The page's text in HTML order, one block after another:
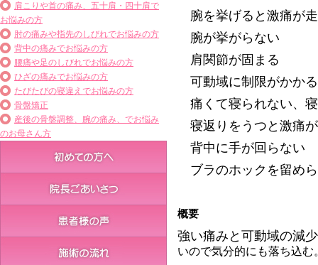
肩こりや首の痛み、五十肩・四十肩で
お悩みの方
肘の痛みや指先のしびれでお悩みの方
背中の痛みでお悩みの方
腰痛や足のしびれでお悩みの方
ひざの痛みでお悩みの方
たびたびの寝違えでお悩みの方
骨盤矯正
産後の骨盤調整、腕の痛み、でお悩み
のお母さん方
腕を挙げると激痛が
腕が挙がらない
肩関節が固まる
可動域に制限がかかる
痛くて寝られない、
寝返りをうつと激痛
背中に手が回らない
ブラのホックを留め
概要
強い痛みと可動域の減
いので気分的にも落ち込む